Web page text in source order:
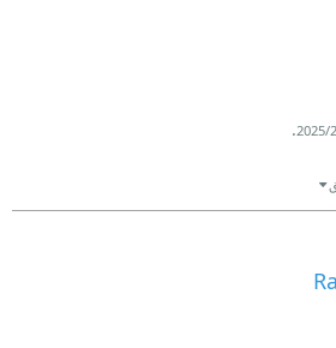
.